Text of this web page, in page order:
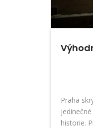
Praha
historie.